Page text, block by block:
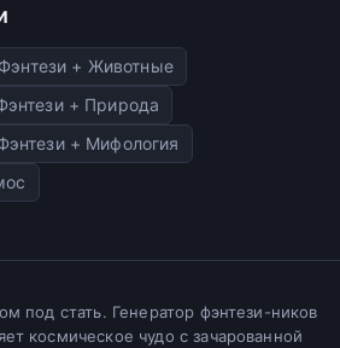
Фэнтези + Животные
+ Природа
+ Мифология
под стать. Генератор фэнтези-ников
космическое чудо с зачарованной